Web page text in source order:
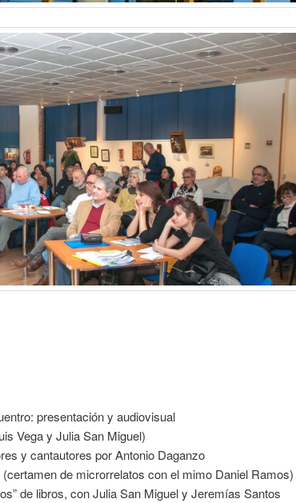
presentación y audiovisual
Vega y Julia San Miguel)
y cantautores por Antonio Daganzo
de microrrelatos con el mimo Daniel Ramos)
de libros, con Julia San Miguel y Jeremías Santos